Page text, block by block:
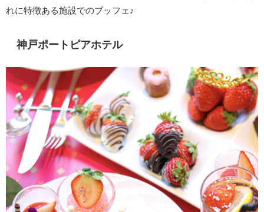
れに特徴ある施設でのブッフェ♪
神戸ポートピアホテル